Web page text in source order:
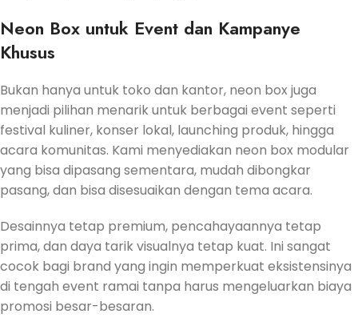
Neon Box untuk Event dan Kampanye
Khusus
Bukan hanya untuk toko dan kantor, neon box juga
menjadi pilihan menarik untuk berbagai event seperti
festival kuliner, konser lokal, launching produk, hingga
acara komunitas. Kami menyediakan neon box modular
yang bisa dipasang sementara, mudah dibongkar
pasang, dan bisa disesuaikan dengan tema acara.
Desainnya tetap premium, pencahayaannya tetap
prima, dan daya tarik visualnya tetap kuat. Ini sangat
cocok bagi brand yang ingin memperkuat eksistensinya
di tengah event ramai tanpa harus mengeluarkan biaya
promosi besar-besaran.